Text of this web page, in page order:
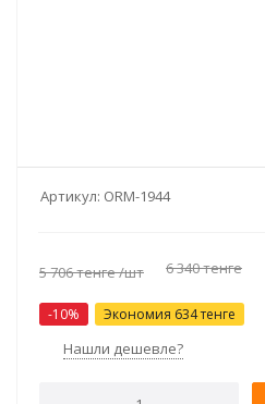
Артикул: ORM-1944
5 706тенге/шт 6 340тенге
-10% Экономия 634тенге
Нашли дешевле?